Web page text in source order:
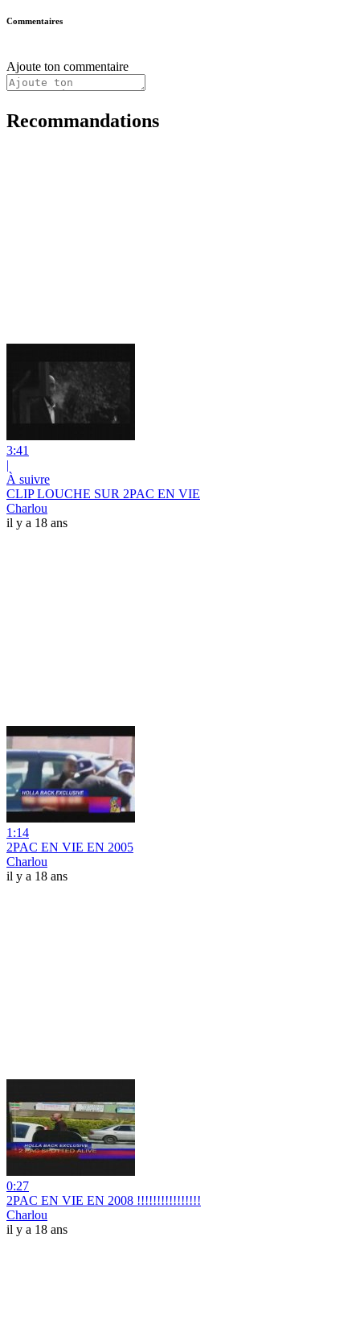
Commentaires
Ajoute ton commentaire
Recommandations
3:41
|
À suivre
CLIP LOUCHE SUR 2PAC EN VIE
Charlou
il y a 18 ans
1:14
2PAC EN VIE EN 2005
Charlou
il y a 18 ans
0:27
2PAC EN VIE EN 2008 !!!!!!!!!!!!!!!!
Charlou
il y a 18 ans